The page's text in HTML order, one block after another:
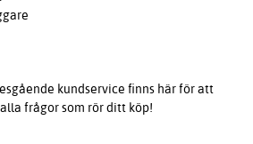
kundservice finns här för att
frågor som rör ditt köp!